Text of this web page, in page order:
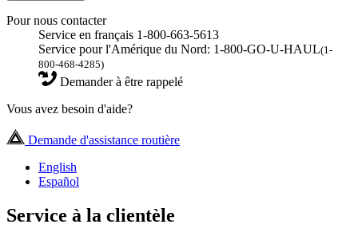
Pour nous contacter
Service en français 1-800-663-5613
Service pour l'Amérique du Nord: 1-800-GO-U-HAUL(1-
800-468-4285)
Demander à être rappelé
Vous avez besoin d'aide?
Demande d'assistance routière
English
Español
Service à la clientèle